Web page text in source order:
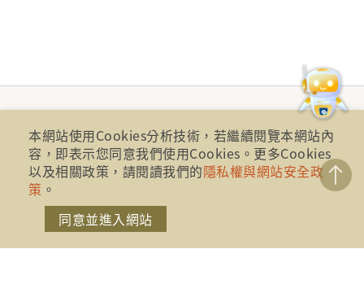
財團法人金融消費評議中心 著作權所有
本網站使用Cookies分析技術，若繼續閱覽本網站內
容，即表示您同意我們使用Cookies。更多Cookies
以及相關政策，請閱讀我們的隱私權與網站安全政
策 。
同意並進入網站